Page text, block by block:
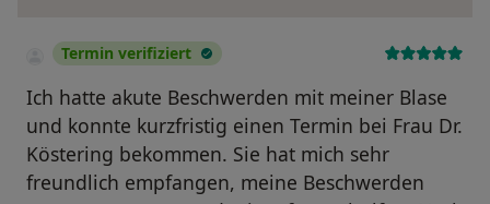
Termin verifiziert
Ich hatte akute Beschwerden mit meiner Blase
und konnte kurzfristig einen Termin bei Frau Dr.
Köstering bekommen. Sie hat mich sehr
freundlich empfangen, meine Beschwerden